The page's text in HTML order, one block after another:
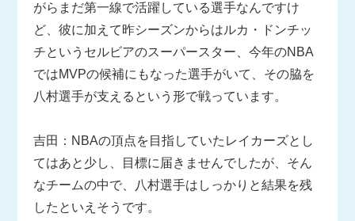
がらまだ第一線で活躍している選手なんですけ
ど、彼に加えて昨シーズンからはルカ・ドンチッ
チというセルビアのスーパースター、今年のNBA
ではMVPの候補にもなった選手がいて、その脇を
八村選手が支えるという形で戦っています。
吉田：NBAの頂点を目指していたレイカーズとし
てはあと少し、目標に届きませんでしたが、そん
なチームの中で、八村選手はしっかりと結果を残
したといえそうです。